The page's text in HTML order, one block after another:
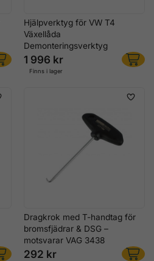
Hjälpverktyg för VW T4
Växellåda
Demonteringsverktyg
1 996 kr
Finns i lager
Dragkrok med T-handtag för
bromsfjädrar & DSG –
motsvarar VAG 3438
292 kr